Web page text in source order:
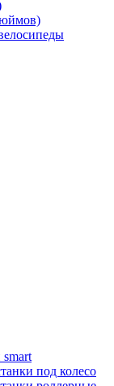
smart
под колесо